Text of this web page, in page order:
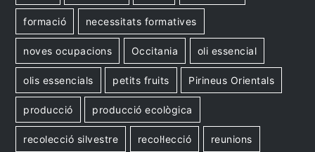
formació necessitats formatives
noves ocupacions Occitania oli essencial
olis essencials petits fruits Pirineus Orientals
producció producció ecològica
recolecció silvestre recol·lecció reunions